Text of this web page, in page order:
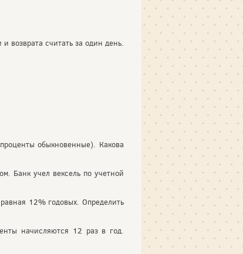
считать за один день.
обыкновенные). Какова
Банк учел вексель по учетной
12% годовых. Определить
начисляются 12 раз в год.